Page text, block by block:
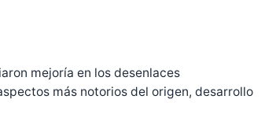
mejoría en los desenlaces
más notorios del origen, desarrollo